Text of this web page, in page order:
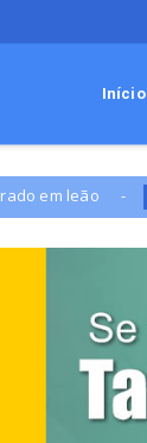
Início
Adolescente